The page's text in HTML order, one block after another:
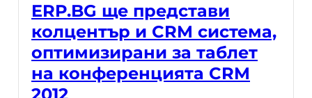
ERP.BG ще представи
колцентър и CRM система,
оптимизирани за таблет
на конференцията CRM